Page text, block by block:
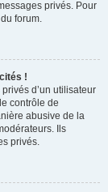
privés. Pour
forum.
!
d’un utilisateur
contrôle de
abusive de la
Ils
privés.